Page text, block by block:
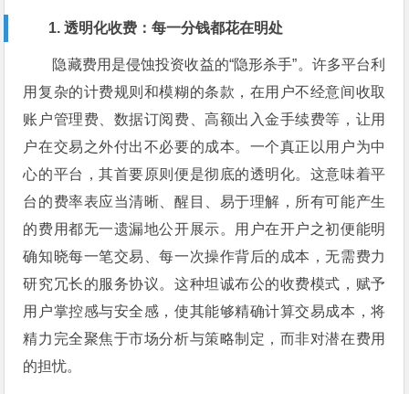
1. 透明化收费：每一分钱都花在明处
隐藏费用是侵蚀投资收益的“隐形杀手”。许多平台利
用复杂的计费规则和模糊的条款，在用户不经意间收取
账户管理费、数据订阅费、高额出入金手续费等，让用
户在交易之外付出不必要的成本。一个真正以用户为中
心的平台，其首要原则便是彻底的透明化。这意味着平
台的费率表应当清晰、醒目、易于理解，所有可能产生
的费用都无一遗漏地公开展示。用户在开户之初便能明
确知晓每一笔交易、每一次操作背后的成本，无需费力
研究冗长的服务协议。这种坦诚布公的收费模式，赋予
用户掌控感与安全感，使其能够精确计算交易成本，将
精力完全聚焦于市场分析与策略制定，而非对潜在费用
的担忧。